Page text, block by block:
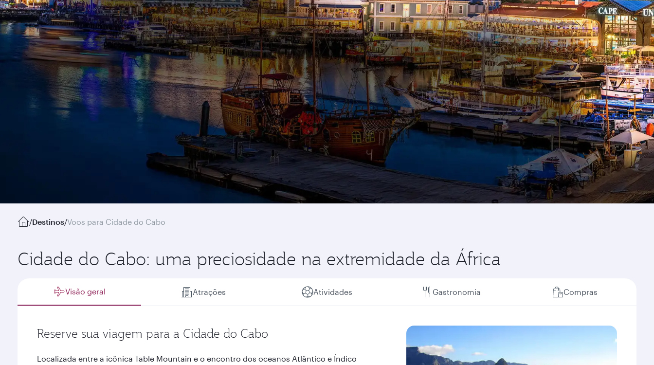
/Destinos/Voos para Cidade do Cabo
Cidade do Cabo: uma preciosidade na extremidade da África
Visão geral Atrações Atividades Gastronomia Compras
Reserve sua viagem para a Cidade do Cabo
Localizada entre a icônica Table Mountain e o encontro dos oceanos Atlântico e Índico